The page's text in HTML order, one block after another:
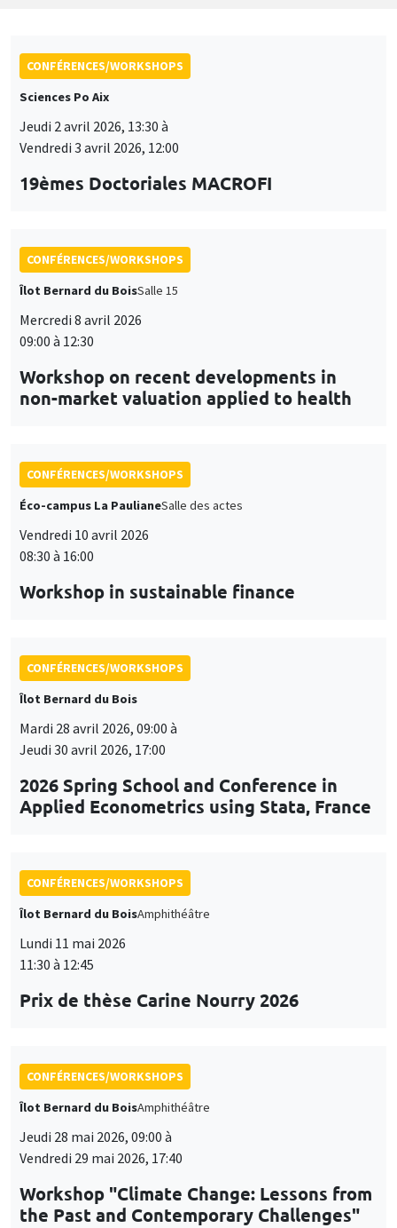
CONFÉRENCES/WORKSHOPS
Sciences Po Aix
Jeudi 2 avril 2026, 13:30 à
Vendredi 3 avril 2026, 12:00
19èmes Doctoriales MACROFI
CONFÉRENCES/WORKSHOPS
Îlot Bernard du BoisSalle 15
Mercredi 8 avril 2026
09:00 à 12:30
Workshop on recent developments in
non-market valuation applied to health
CONFÉRENCES/WORKSHOPS
Éco-campus La PaulianeSalle des actes
Vendredi 10 avril 2026
08:30 à 16:00
Workshop in sustainable finance
CONFÉRENCES/WORKSHOPS
Îlot Bernard du Bois
Mardi 28 avril 2026, 09:00 à
Jeudi 30 avril 2026, 17:00
2026 Spring School and Conference in
Applied Econometrics using Stata, France
CONFÉRENCES/WORKSHOPS
Îlot Bernard du BoisAmphithéâtre
Lundi 11 mai 2026
11:30 à 12:45
Prix de thèse Carine Nourry 2026
CONFÉRENCES/WORKSHOPS
Îlot Bernard du BoisAmphithéâtre
Jeudi 28 mai 2026, 09:00 à
Vendredi 29 mai 2026, 17:40
Workshop "Climate Change: Lessons from
the Past and Contemporary Challenges"